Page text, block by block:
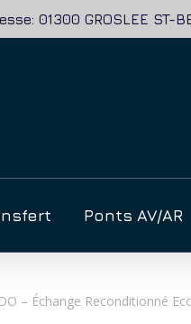
01300 GROSLEE ST-
Ponts AV/AR
– Échange Reconditionné